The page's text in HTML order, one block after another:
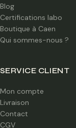
Blog
Certifications labo
Boutique à Caen
Qui sommes-nous ?
SERVICE CLIENT
Mon compte
Livraison
Contact
CGV